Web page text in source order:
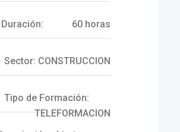
Duración: 60 horas
Sector: CONSTRUCCION
Tipo de Formación:
TELEFORMACION